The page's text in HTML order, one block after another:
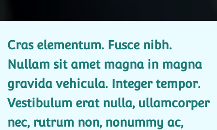
Cras elementum. Fusce nibh.
Nullam sit amet magna in magna
gravida vehicula. Integer tempor.
Vestibulum erat nulla, ullamcorper
nec, rutrum non, nonummy ac,